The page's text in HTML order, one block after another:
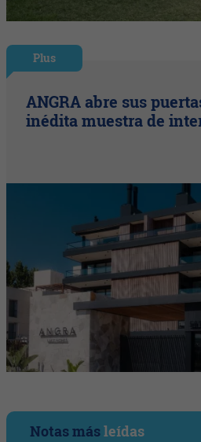
Plus
ANGRA abre sus
inédita muestra de
Notas másleídas